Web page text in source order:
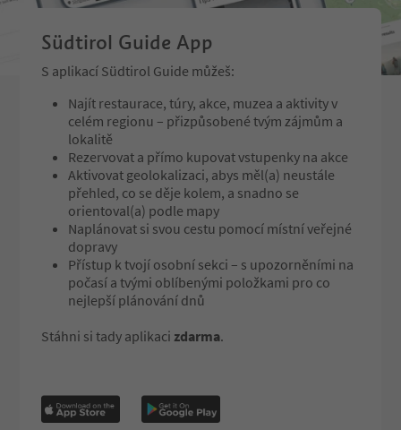
Südtirol Guide App
S aplikací Südtirol Guide můžeš:
Najít restaurace, túry, akce, muzea a aktivity v
celém regionu – přizpůsobené tvým zájmům a
lokalitě
Rezervovat a přímo kupovat vstupenky na akce
Aktivovat geolokalizaci, abys měl(a) neustále
přehled, co se děje kolem, a snadno se
orientoval(a) podle mapy
Naplánovat si svou cestu pomocí místní veřejné
dopravy
Přístup k tvojí osobní sekci – s upozorněními na
počasí a tvými oblíbenými položkami pro co
nejlepší plánování dnů
Stáhni si tady aplikaci zdarma.